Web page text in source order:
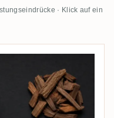
· Klick auf ein